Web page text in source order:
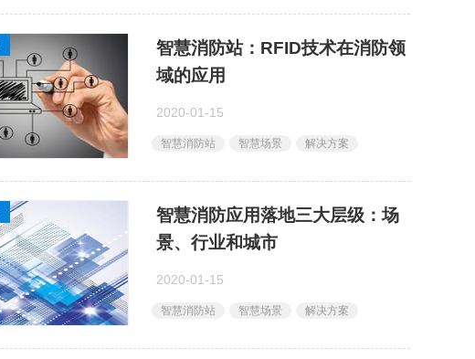
​智慧消防站：​RFID技术在消防领
域的应用
2020-01-15
智慧消防站 智慧场景 解决方案
​智慧消防应用落地三大层级：场
景、行业和城市
2020-01-15
智慧消防站 智慧场景 解决方案